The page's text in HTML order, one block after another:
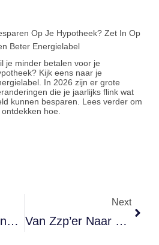
Op Je Hypotheek? Zet In Op
Beter Energielabel
je minder betalen voor je
Kijk eens naar je
In 2026 zijn er grote
die je jaarlijks flink wat
kunnen besparen. Lees verder om
hoe.
Onderverzekering Bij Je Inboedel: Zo Betaal Je Geen Schade Uit Eigen Zak
Next
Van Zzp’er Naar Opdrachtgever: Wat Er Verandert Als Je Gaat Groeien